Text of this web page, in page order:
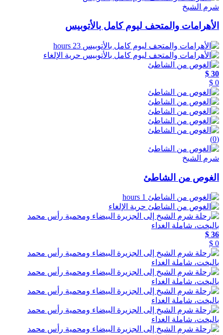
شرم الشيخ
الأهرامات والمتحف ليوم كامل بالأتوبيس
23 hours
حرية الإلغاء
30 $
0 $
(0)
شرم الشيخ
الغوص من الشاطئ
1 hours
حرية الإلغاء
36 $
0 $